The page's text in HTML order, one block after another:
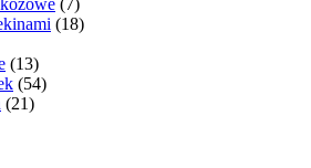
(7)
(18)
(13)
(54)
(21)